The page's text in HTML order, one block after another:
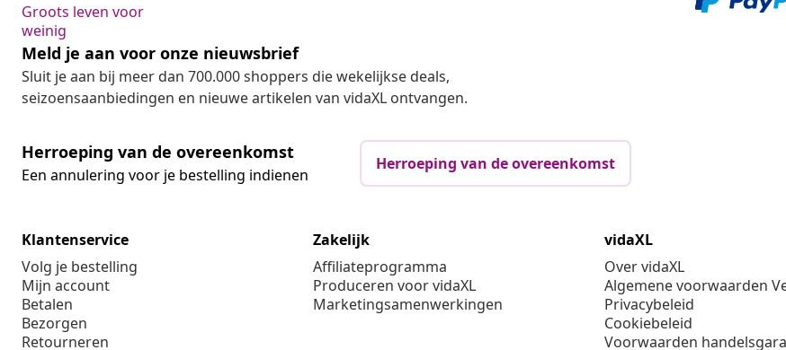
Groots leven voor
weinig
Meld je aan voor onze nieuwsbrief
Sluit je aan bij meer dan 700.000 shoppers die wekelijkse deals,
seizoensaanbiedingen en nieuwe artikelen van vidaXL ontvangen.
Herroeping van de overeenkomst
Een annulering voor je bestelling indienen
Herroeping van de overeenkomst
Klantenservice
Volg je bestelling
Mijn account
Betalen
Bezorgen
Retourneren
Zakelijk
Affiliateprogramma
Produceren voor vidaXL
Marketingsamenwerkingen
vidaXL
Over vidaXL
Algemene voorwaarden
Privacybeleid
Cookiebeleid
Voorwaarden